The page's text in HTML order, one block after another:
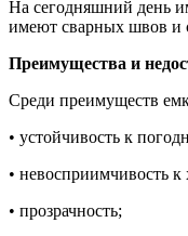
На сегодняшний день
имеют сварных швов и
Преимущества и
Среди преимуществ
• устойчивость к
• невосприимчивость
• прозрачность;